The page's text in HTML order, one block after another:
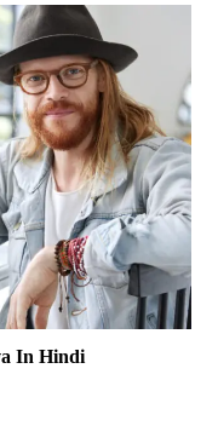
In Hindi